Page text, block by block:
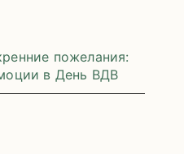
пожелания:
в День ВДВ